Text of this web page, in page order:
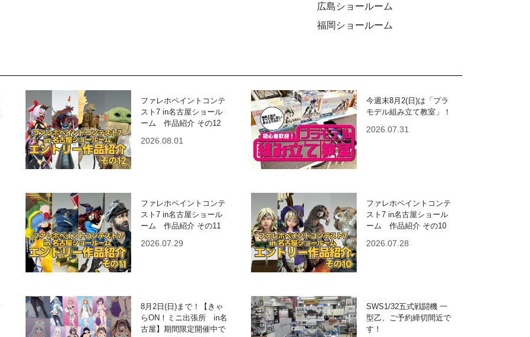
広島ショールーム
福岡ショールーム
ファレホペイントコンテ
スト7 in名古屋ショール
ーム 作品紹介 その12
2026.08.01
今週末8月2(日)は「プラ
モデル組み立て教室」！
2026.07.31
ファレホペイントコンテ
スト7 in名古屋ショール
ーム 作品紹介 その11
2026.07.29
ファレホペイントコンテ
スト7 in名古屋ショール
ーム 作品紹介 その10
2026.07.28
8月2日(日)まで！【きゃ
らON！ミニ出張所 in名
古屋】期間限定開催中で
SWS1/32五式戦闘機 一
型乙、ご予約締切間近で
す！